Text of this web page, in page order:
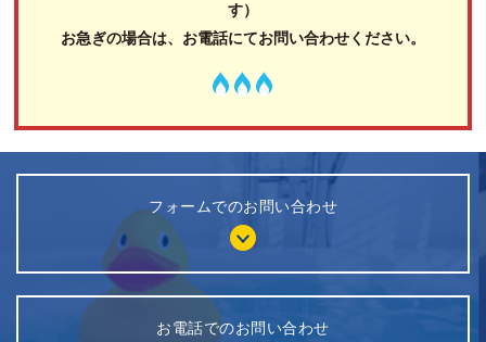
す）
お急ぎの場合は、お電話にてお問い合わせください。
フォームでのお問い合わせ
お電話でのお問い合わせ